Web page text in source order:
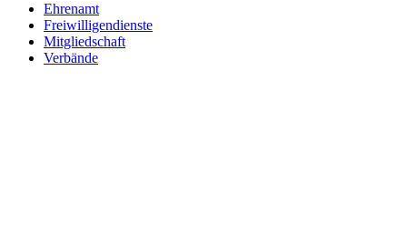
Ehrenamt
Freiwilligendienste
Mitgliedschaft
Verbände